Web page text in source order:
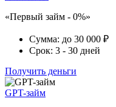
«Первый займ - 0%»
Сумма: до 30 000 ₽
Срок: 3 - 30 дней
Получить деньги
GPT-займ